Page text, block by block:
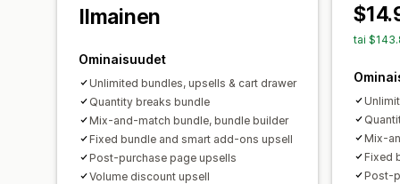
Ilmainen
Ominaisuudet
Unlimited bundles, upsells & cart drawer
Quantity breaks bundle
Mix-and-match bundle, bundle builder
Fixed bundle and smart add-ons upsell
Post-purchase page upsells
Volume discount upsell
tai
Mix-
Fixed
Post-